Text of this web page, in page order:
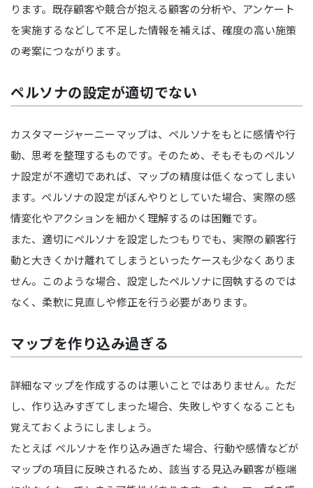
ります。既存顧客や競合が抱える顧客の分析や、アンケート
を実施するなどして不足した情報を補えば、確度の高い施策
の考案につながります。
ペルソナの設定が適切でない
カスタマージャーニーマップは、ペルソナをもとに感情や行
動、思考を整理するものです。そのため、そもそものペルソ
ナ設定が不適切であれば、マップの精度は低くなってしまい
ます。ペルソナの設定がぼんやりとしていた場合、実際の感
情変化やアクションを細かく理解するのは困難です。
また、適切にペルソナを設定したつもりでも、実際の顧客行
動と大きくかけ離れてしまうといったケースも少なくありま
せん。このような場合、設定したペルソナに固執するのでは
なく、柔軟に見直しや修正を行う必要があります。
マップを作り込み過ぎる
詳細なマップを作成するのは悪いことではありません。ただ
し、作り込みすぎてしまった場合、失敗しやすくなることも
覚えておくようにしましょう。
たとえば ペルソナを作り込み過ぎた場合、行動や感情などが
マップの項目に反映されるため、該当する見込み顧客が極端